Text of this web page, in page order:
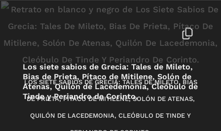
Los siete sabios de Grecia: Tales de Mileto,
Bias de Prieta, Pítaco de Mitilene, Solón de
Atenas, Quilón de Lacedemonia, Cleóbulo de
Tinde y Periandro de Corinto.
LOS SIETE SABIOS DE GRECIA: TALES DE MILETO, BIAS
DE PRIETA, PÍTACO DE MITILENE, SOLÓN DE ATENAS,
QUILÓN DE LACEDEMONIA, CLEÓBULO DE TINDE Y